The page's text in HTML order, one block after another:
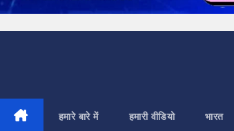
हमारे बारे में हमारी वीडियो भारत